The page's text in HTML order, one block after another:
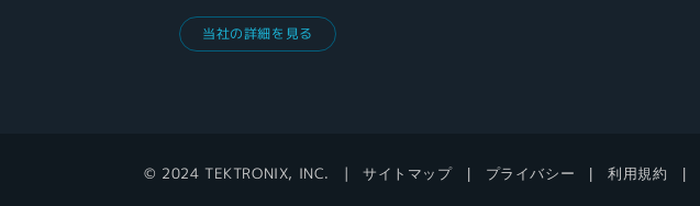
当社の詳細を見る
© 2024 TEKTRONIX, INC. サイトマップ プライバシー 利用規約